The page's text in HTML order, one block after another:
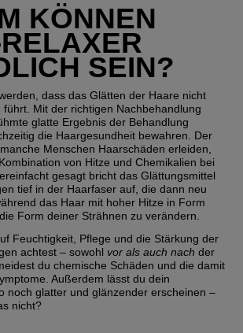
KÖNNEN
SEIN?
dass das Glätten der Haare nicht
führt. Mit der richtigen Nachbehandlung
glatte Ergebnis der Behandlung
die Haargesundheit bewahren. Der
Menschen Haarschäden erleiden,
von Hitze und Chemikalien bei
gesagt bricht das Glättungsmittel
tief in der Haarfaser auf, die dann neu
das Haar mit hoher Hitze in Form
Form deiner Strähnen zu verändern.
Feuchtigkeit, Pflege und die Stärkung der
achtest – sowohl vor als auch nach der
du chemische Schäden und die damit
Außerdem lässt du dein
noch glatter und glänzender erscheinen –
nicht?